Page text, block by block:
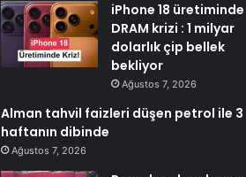
iPhone 18 üretiminde
DRAM krizi : 1 milyar
dolarlık çip bellek
bekliyor
Ağustos 7, 2026
Alman tahvil faizleri düşen petrol ile 3
haftanın dibinde
Ağustos 7, 2026